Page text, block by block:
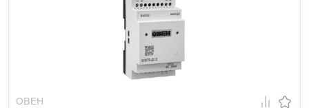
ОВЕН